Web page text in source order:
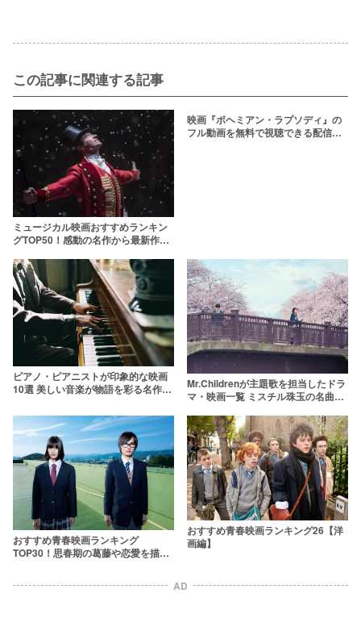
この記事に関連する記事
ミュージカル映画おすすめランキン
グTOP50！感動の名作から最新作ま
映画『ボヘミアン・ラプソディ』の
フル動画を無料で視聴できる配信サ
ピアノ・ピアニストが印象的な映画
10選 美しい音楽が物語を彩る名作の
Mr.Childrenが主題歌を担当したドラ
マ・映画一覧 ミスチル珠玉の名曲が
おすすめ青春映画ランキング
TOP30！思春期の葛藤や恋愛を描い
おすすめ青春映画ランキング26【洋
画編】
AD